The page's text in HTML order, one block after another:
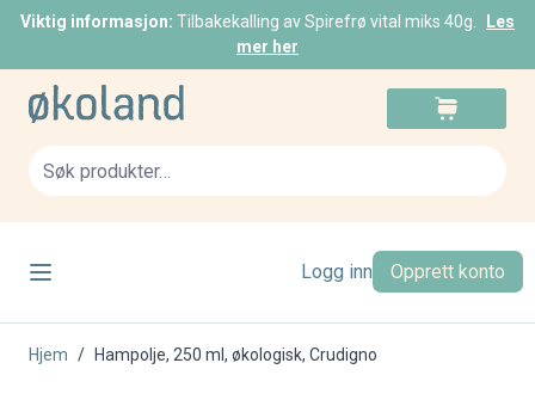
Viktig informasjon: Tilbakekalling av Spirefrø vital miks 40g.
Les
mer her
Skip to Content
Logg inn Opprett konto
Hjem / Hampolje, 250 ml, økologisk, Crudigno